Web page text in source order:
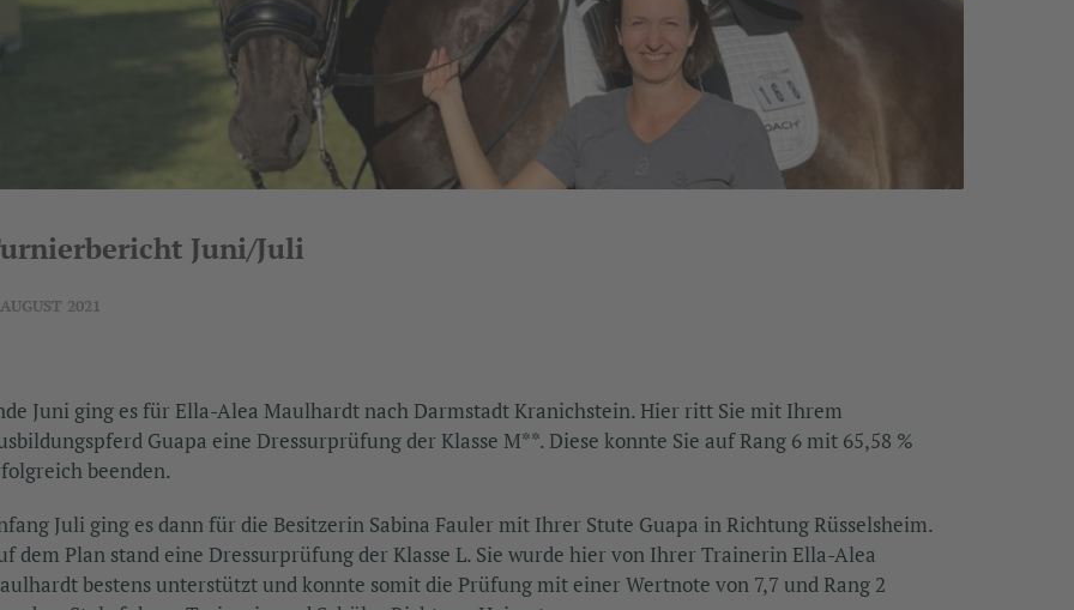
Juni/Juli
2021
Juni ging es für Ella-Alea Maulhardt nach Darmstadt Kranichstein. Hier ritt Sie mit Ihrem
Guapa eine Dressurprüfung der Klasse M**. Diese konnte Sie auf Rang 6 mit 65,58 %
beenden.
Juli ging es dann für die Besitzerin Sabina Fauler mit Ihrer Stute Guapa in Richtung Rüsselsheim.
dem Plan stand eine Dressurprüfung der Klasse L. Sie wurde hier von Ihrer Trainerin Ella-Alea
bestens unterstützt und konnte somit die Prüfung mit einer Wertnote von 7,7 und Rang 2